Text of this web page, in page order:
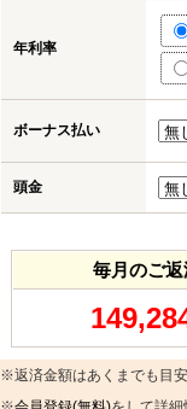
年利率
ボーナス払い
頭金
毎月のご返
※返済金額はあくまでも目安